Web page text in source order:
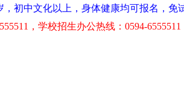
，初中文化以上，身体健康均可报名，免
，学校招生办公热线：0594-6555511